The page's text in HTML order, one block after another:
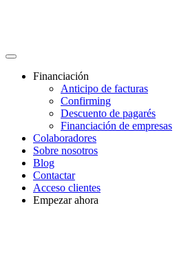
Financiación
Anticipo de facturas
Confirming
Descuento de pagarés
Financiación de empresas
Colaboradores
Sobre nosotros
Blog
Contactar
Acceso clientes
Empezar ahora